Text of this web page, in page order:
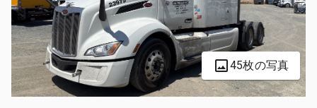
45枚の写真